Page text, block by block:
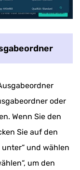
oder
Wenn Sie den
Sie auf den
und wählen
um den